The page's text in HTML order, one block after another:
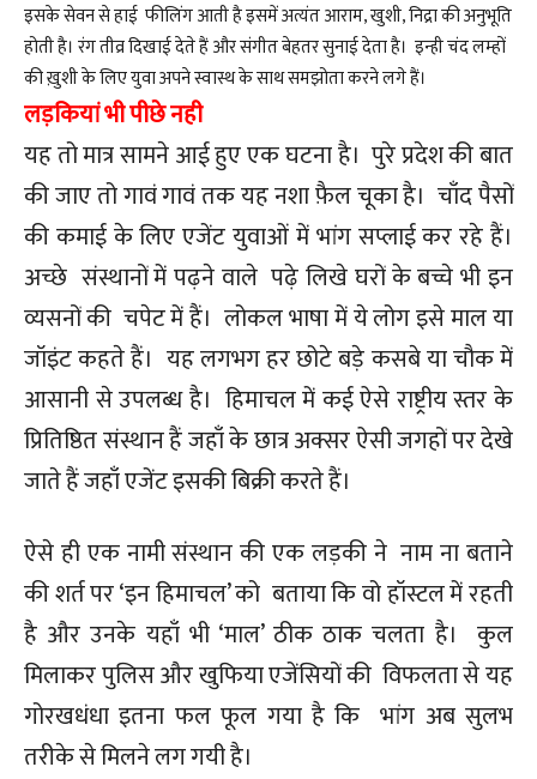
इसके सेवन से हाई फीलिंग आती है इसमें अत्यंत आराम, खुशी, निद्रा की अनुभूति
होती है। रंग तीव्र दिखाई देते हैं और संगीत बेहतर सुनाई देता है। इन्ही चंद लम्हों
की ख़ुशी के लिए युवा अपने स्वास्थ के साथ समझोता करने लगे हैं।
लड़कियां भी पीछे नही
यह तो मात्र सामने आई हुए एक घटना है। पुरे प्रदेश की बात
की जाए तो गावं गावं तक यह नशा फ़ैल चूका है। चाँद पैसों
की कमाई के लिए एजेंट युवाओं में भांग सप्लाई कर रहे हैं।
अच्छे संस्थानों में पढ़ने वाले पढ़े लिखे घरों के बच्चे भी इन
व्यसनों की चपेट में हैं। लोकल भाषा में ये लोग इसे माल या
जॉइंट कहते हैं। यह लगभग हर छोटे बड़े कसबे या चौक में
आसानी से उपलब्ध है। हिमाचल में कई ऐसे राष्ट्रीय स्तर के
प्रितिष्ठित संस्थान हैं जहाँ के छात्र अक्सर ऐसी जगहों पर देखे
जाते हैं जहाँ एजेंट इसकी बिक्री करते हैं।
ऐसे ही एक नामी संस्थान की एक लड़की ने नाम ना बताने
की शर्त पर ‘इन हिमाचल’ को बताया कि वो हॉस्टल में रहती
है और उनके यहाँ भी ‘माल’ ठीक ठाक चलता है। कुल
मिलाकर पुलिस और खुफिया एजेंसियों की विफलता से यह
गोरखधंधा इतना फल फूल गया है कि भांग अब सुलभ
तरीके से मिलने लग गयी है।